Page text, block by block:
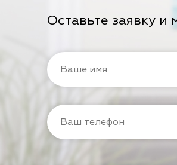
Оставьте заявку